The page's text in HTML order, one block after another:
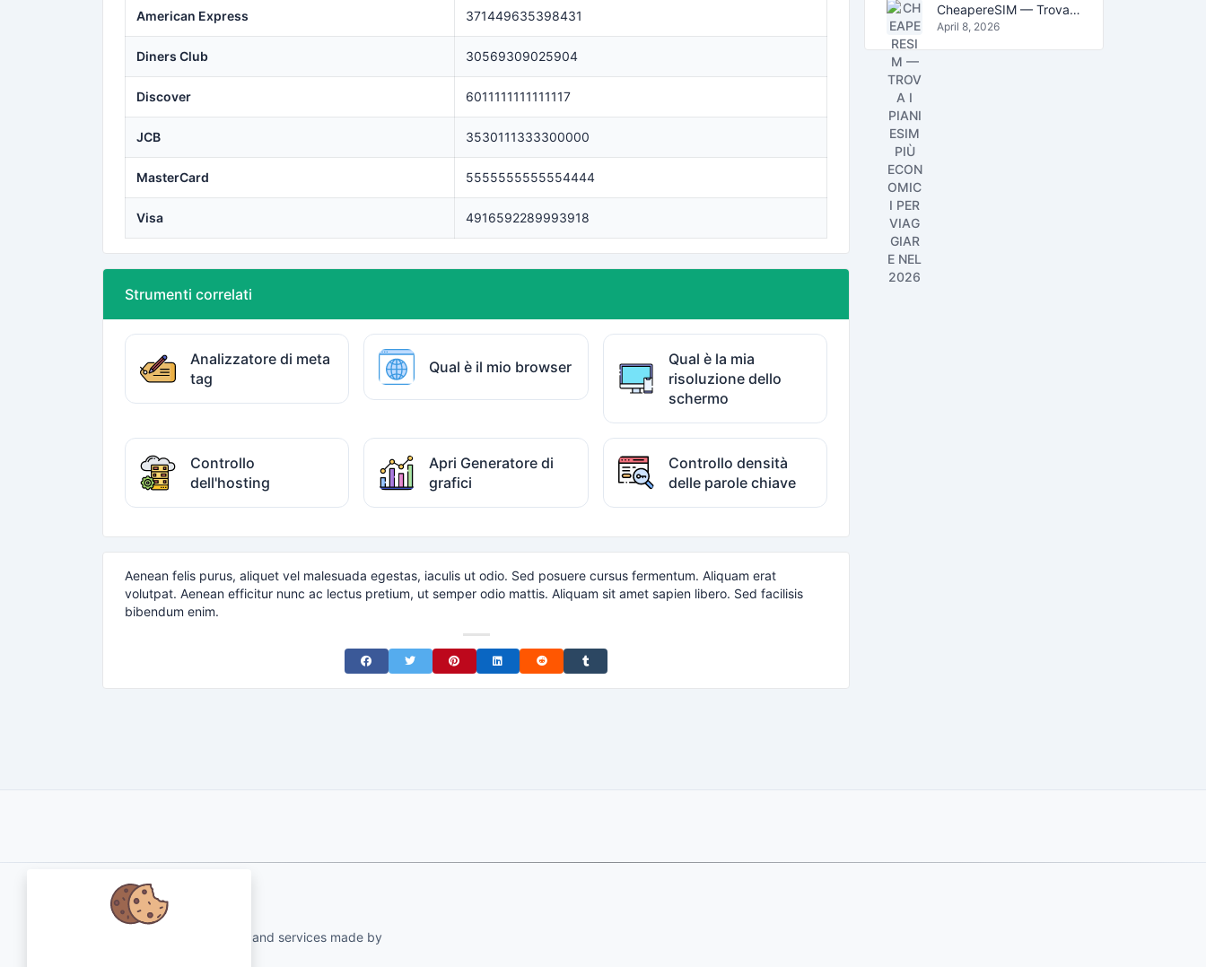
American Express 371449635398431
Diners Club 30569309025904
Discover 6011111111111117
JCB 3530111333300000
MasterCard 5555555555554444
Visa 4916592289993918
Strumenti correlati
Analizzatore di meta
tag
Qual è il mio browser
Qual è la mia
risoluzione dello
schermo
Controllo
dell'hosting
Apri Generatore di
grafici
Controllo densità
delle parole chiave
Aenean felis purus, aliquet vel malesuada egestas, iaculis ut odio. Sed posuere cursus fermentum. Aliquam erat
volutpat. Aenean efficitur nunc ac lectus pretium, ut semper odio mattis. Aliquam sit amet sapien libero. Sed facilisis
bibendum enim.
Share on Facebook
Share on TwitterShare on Pinterest
Share on LinkedIn
Share on RedditShare on Tumblr
CheapereSIM — Trova i piani eSIM più economici per viaggiare nel 2026
April 8, 2026
About Us
qartvelo.com free online tools and services made by